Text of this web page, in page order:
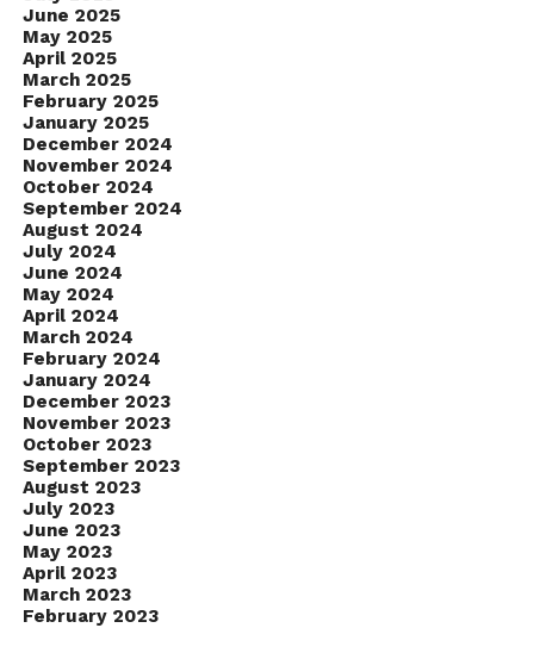
June 2025
May 2025
April 2025
March 2025
February 2025
January 2025
December 2024
November 2024
October 2024
September 2024
August 2024
July 2024
June 2024
May 2024
April 2024
March 2024
February 2024
January 2024
December 2023
November 2023
October 2023
September 2023
August 2023
July 2023
June 2023
May 2023
April 2023
March 2023
February 2023